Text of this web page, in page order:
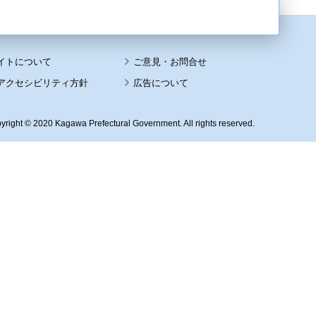
トについて
クセシビリティ方針 広告について
© 2020 Kagawa Prefectural Government. All rights reserved.